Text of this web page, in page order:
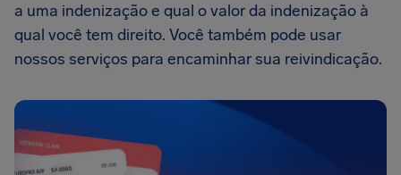
a uma indenização e qual o valor da indenização à
qual você tem direito. Você também pode usar
nossos serviços para encaminhar sua reivindicação.